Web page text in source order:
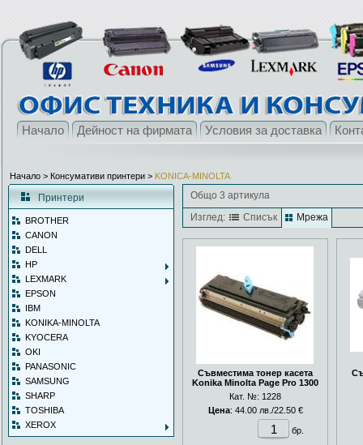
Начало Дейност на фирмата Условия за доставка
Начало > Консумативи принтери > KONICA-MINOLTA
Принтери
BROTHER
CANON
DELL
HP
LEXMARK
EPSON
IBM
KONIKA-MINOLTA
KYOCERA
OKI
PANASONIC
SAMSUNG
SHARP
TOSHIBA
XEROX
Общо 3 артикула
Изглед:
Списък Мрежа
Съвместима тонер касета
Konika Minolta Page Pro 1300
Кат. №: 1228
Цена: 44.00 лв./22.50 €
бр.